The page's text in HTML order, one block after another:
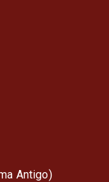
Antigo)